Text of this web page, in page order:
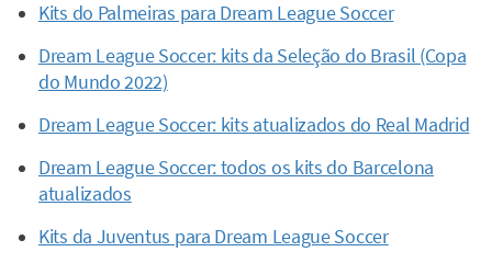
Kits do Palmeiras para Dream League Soccer
Dream League Soccer: kits da Seleção do Brasil (Copa
do Mundo 2022)
Dream League Soccer: kits atualizados do Real Madrid
Dream League Soccer: todos os kits do Barcelona
atualizados
Kits da Juventus para Dream League Soccer